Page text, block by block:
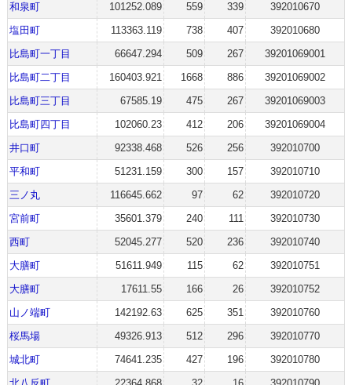
和泉町
101252.089 559 339
392010670
塩田町
113363.119 738 407
392010680
比島町一丁目
66647.294 509 267
39201069001
比島町二丁目
160403.921 1668 886
39201069002
比島町三丁目
67585.19 475 267
39201069003
比島町四丁目
102060.23 412 206
39201069004
井口町
92338.468 526 256
392010700
平和町
51231.159 300 157
392010710
三ノ丸
116645.662 97 62
392010720
宮前町
35601.379 240 111
392010730
西町
52045.277 520 236
392010740
大膳町
51611.949 115 62
392010751
大膳町
17611.55 166 26
392010752
山ノ端町
142192.63 625 351
392010760
桜馬場
49326.913 512 296
392010770
城北町
74641.235 427 196
392010780